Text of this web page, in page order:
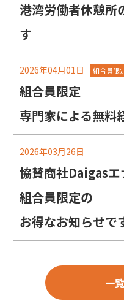
港湾労働者休憩所
す
2026年04月01日 組合員限
組合員限定
専門家による無料
2026年03月26日
協賛商社Daigasエ
組合員限定の
お得なお知らせで
一